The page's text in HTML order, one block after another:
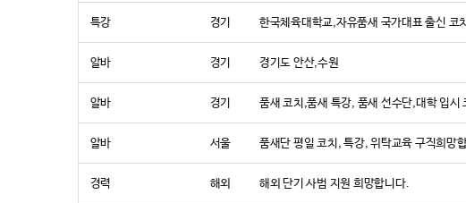
특강 경기 한국체육대학교,자유품새 국가대표 출신 코
알바 경기 경기도 안산,수원
알바 경기 품새 코치,품새 특강, 품새 선수단,대학 입시
알바 서울 품새단 평일 코치, 특강, 위탁교육 구직희망
경력 해외 해외 단기 사범 지원 희망합니다.